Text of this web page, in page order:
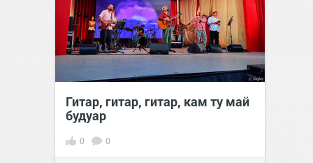
Гитар, гитар, гитар, кам ту май
будуар
0 0